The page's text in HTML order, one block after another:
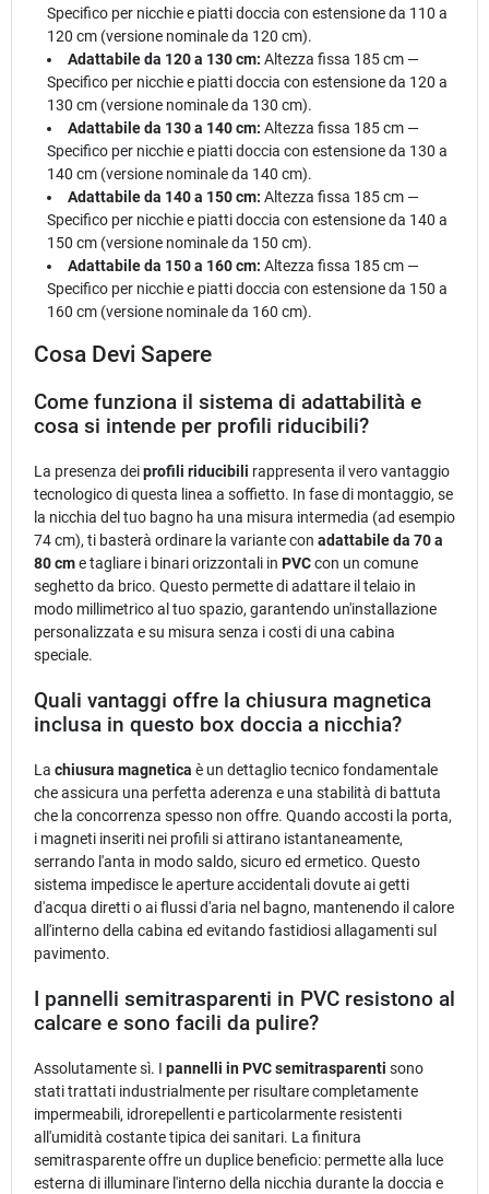
Specifico per nicchie e piatti doccia con estensione da 110 a
120 cm (versione nominale da 120 cm).
Adattabile da 120 a 130 cm: Altezza fissa 185 cm —
Specifico per nicchie e piatti doccia con estensione da 120 a
130 cm (versione nominale da 130 cm).
Adattabile da 130 a 140 cm: Altezza fissa 185 cm —
Specifico per nicchie e piatti doccia con estensione da 130 a
140 cm (versione nominale da 140 cm).
Adattabile da 140 a 150 cm: Altezza fissa 185 cm —
Specifico per nicchie e piatti doccia con estensione da 140 a
150 cm (versione nominale da 150 cm).
Adattabile da 150 a 160 cm: Altezza fissa 185 cm —
Specifico per nicchie e piatti doccia con estensione da 150 a
160 cm (versione nominale da 160 cm).
Cosa Devi Sapere
Come funziona il sistema di adattabilità e
cosa si intende per profili riducibili?
La presenza deiprofili riducibili rappresenta il vero vantaggio
tecnologico di questa linea a soffietto. In fase di montaggio, se
la nicchia del tuo bagno ha una misura intermedia (ad esempio
74 cm), ti basterà ordinare la variante con adattabile da 70 a
80 cme tagliare i binari orizzontali in PVCcon un comune
seghetto da brico. Questo permette di adattare il telaio in
modo millimetrico al tuo spazio, garantendo un'installazione
personalizzata e su misura senza i costi di una cabina
speciale.
Quali vantaggi offre la chiusura magnetica
inclusa in questo box doccia a nicchia?
La chiusura magnetica è un dettaglio tecnico fondamentale
che assicura una perfetta aderenza e una stabilità di battuta
che la concorrenza spesso non offre. Quando accosti la porta,
i magneti inseriti nei profili si attirano istantaneamente,
serrando l'anta in modo saldo, sicuro ed ermetico. Questo
sistema impedisce le aperture accidentali dovute ai getti
d'acqua diretti o ai flussi d'aria nel bagno, mantenendo il calore
all'interno della cabina ed evitando fastidiosi allagamenti sul
pavimento.
I pannelli semitrasparenti in PVC resistono al
calcare e sono facili da pulire?
Assolutamente sì. I pannelli in PVC semitrasparenti sono
stati trattati industrialmente per risultare completamente
impermeabili, idrorepellenti e particolarmente resistenti
all'umidità costante tipica dei sanitari. La finitura
semitrasparente offre un duplice beneficio: permette alla luce
esterna di illuminare l'interno della nicchia durante la doccia e